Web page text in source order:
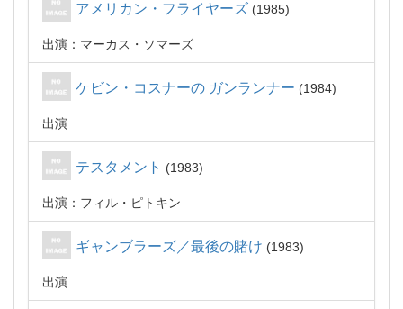
アメリカン・フライヤーズ 1985
出演：マーカス・ソマーズ
ケビン・コスナーの ガンランナー 1984
出演
テスタメント 1983
出演：フィル・ピトキン
ギャンブラーズ／最後の賭け 1983
出演